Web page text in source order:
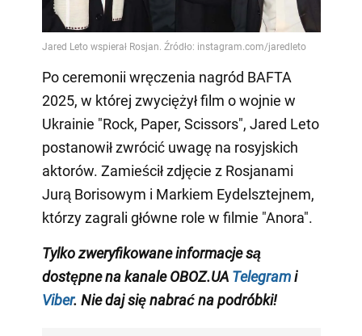
Po ceremonii wręczenia nagród BAFTA
2025, w której zwyciężył film o wojnie w
Ukrainie "Rock, Paper, Scissors", Jared Leto
postanowił zwrócić uwagę na rosyjskich
aktorów. Zamieścił zdjęcie z Rosjanami
Jurą Borisowym i Markiem Eydelsztejnem,
którzy zagrali główne role w filmie "Anora".
Tylko zweryfikowane informacje są
dostępne nakanaleOBOZ.UA Telegrami
Viber. Nie daj się nabrać na podróbki!